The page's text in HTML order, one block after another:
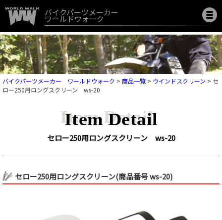
バイクパーツメーカー
ワールドウォーク
バイクパーツメーカー ワールドウォーク > 商品一覧 > ウインドスクリーン > セ
ロー250用ロングスクリーン ws-20
Item Detail
セロー250用ロングスクリーン ws-20
セロー250用ロングスクリーン(商品番号 ws-20)